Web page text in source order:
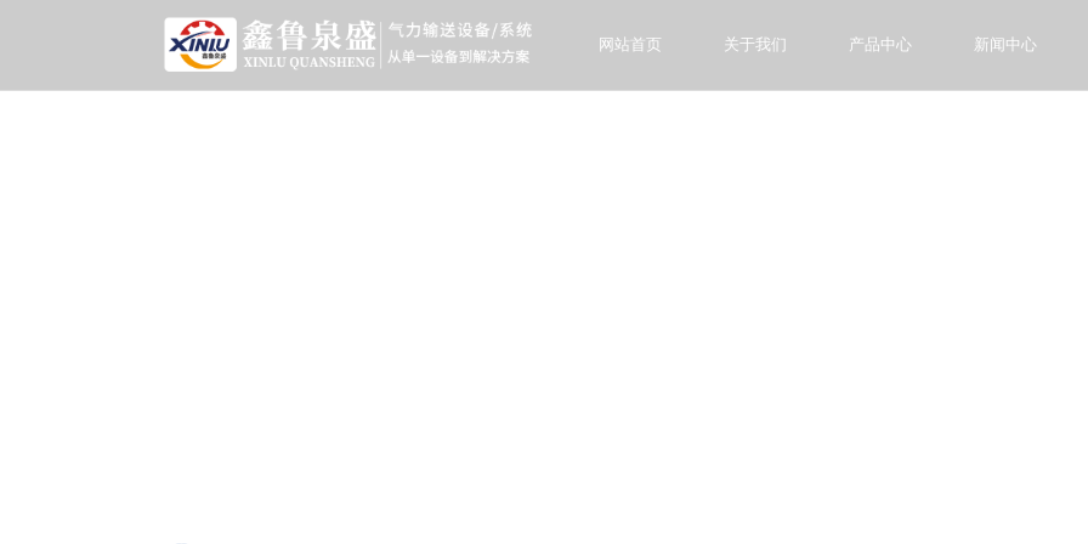
网站首页 关于我们 产品中心 新闻中心